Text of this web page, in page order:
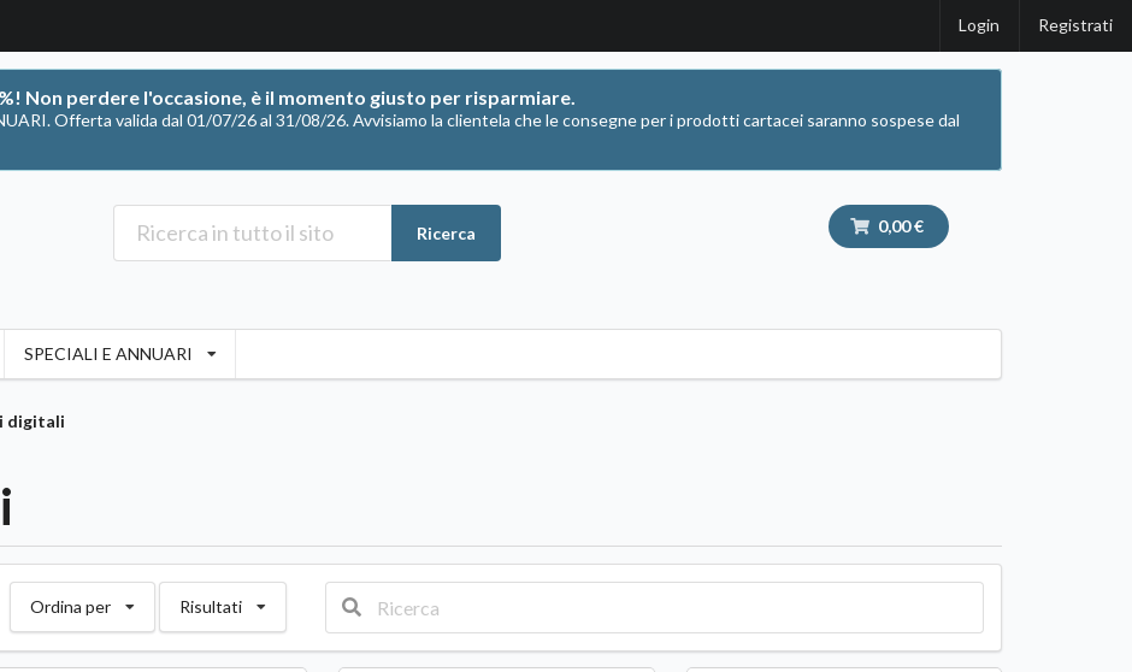
Login Registrati
Non perdere l'occasione, è il momento giusto per risparmiare.
Offerta valida dal 01/07/26 al 31/08/26. Avvisiamo la clientela che le consegne per i prodotti cartacei saranno sospese dal
Ricerca 0,00 €
SPECIALI E ANNUARI
digitali
Ordina per Risultati